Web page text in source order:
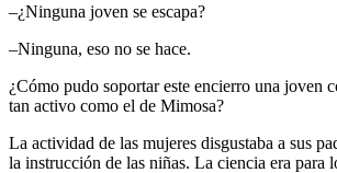
–¿Ninguna joven se escapa?
–Ninguna, eso no se hace.
¿Cómo pudo soportar este encierro una joven
tan activo como el de Mimosa?
La actividad de las mujeres disgustaba a sus
la instrucción de las niñas. La ciencia era para